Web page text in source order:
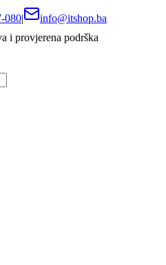
080|
info@itshop.ba
i provjerena podrška